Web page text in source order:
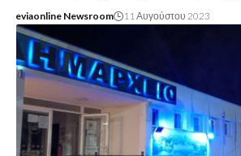
eviaonline Newsroom 11 Αυγούστου 2023